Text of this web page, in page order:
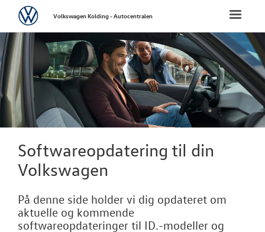
FORSIDE
NYE
NYE VAREBILER
BRUGTE BILER
Hjulskifte
Koncepter og
Toggle
VolkswagenVolkswagen Kolding - Autocentralen
Softwareopdatering til din
Volkswagen
På denne side holder vi dig opdateret om
aktuelle og kommende
softwareopdateringer til ID.-modeller og